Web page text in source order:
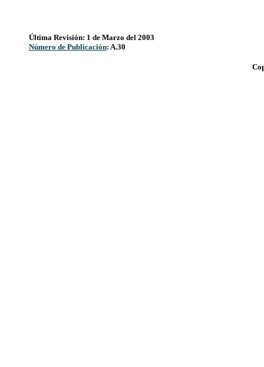
Última Revisión: 1 de Marzo del 2003
Número de Publicación: A.30